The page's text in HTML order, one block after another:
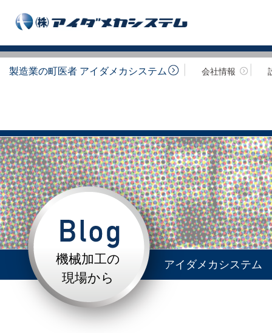
製造業の町医者 アイダメカシステム 会社情報
機械加工の
現場から
アイダメカシステム